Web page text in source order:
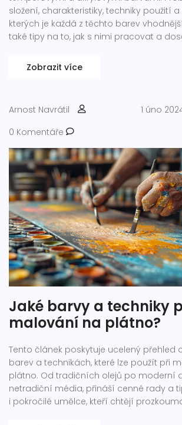
složení, charakteristiky, techniky použití
kterých je každá z těchto barev
také tipy na to, jak s nimi pracovat a
se pro vás stane preferovanou volbou
Zobrazit více
Arnost Navrátil
1 úno
0 Komentáře
Jaké barvy a techniky
malování na plátno?
Tento článek poskytuje ucelený přehled
barev a technikách, které lze použít při
plátno. Od tradičních olejů po moderní
netradiční média, přináší cenné rady a
i pokročilé umělce, kteří chtějí